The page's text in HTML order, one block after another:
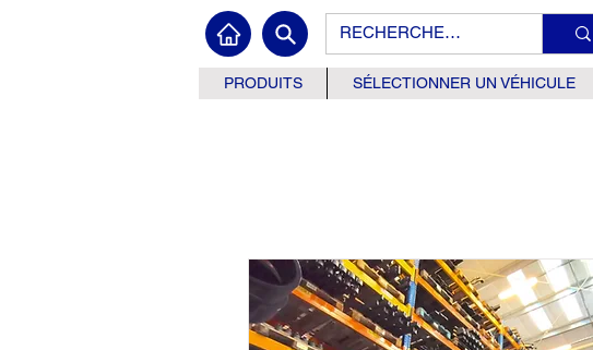
PRODUITS SÉLECTIONNER UN VÉHICULE